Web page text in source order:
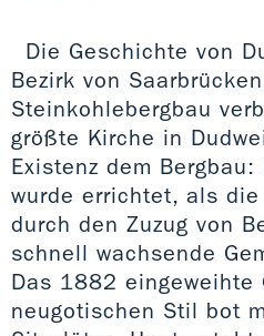
Die Geschichte von
Bezirk von
Steinkohlebergbau
größte Kirche in
Existenz dem
wurde errichtet, als
durch den Zuzug von
schnell wachsende
Das 1882 eingeweihte
neugotischen Stil bot